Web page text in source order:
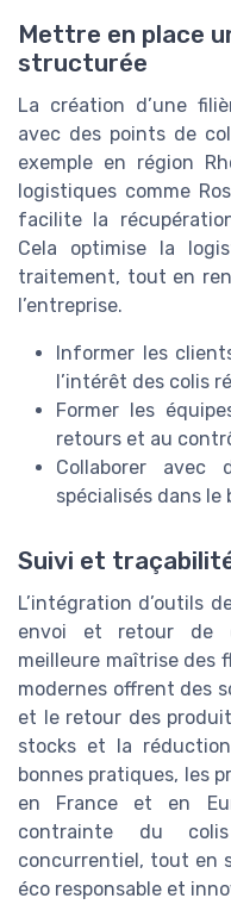
Mettre en place
structurée
La création d’une
avec des points de
exemple en région
logistiques comme
facilite la
Cela optimise la
traitement, tout en
l’entreprise.
Informer les
l’intérêt des colis
Former les
retours et au
Collaborer avec
spécialisés dans
Suivi et
L’intégration d’outils
envoi et retour de
meilleure maîtrise des
modernes offrent des
et le retour des
stocks et la
bonnes pratiques, les
en France et en
contrainte du
concurrentiel, tout en
éco responsable et